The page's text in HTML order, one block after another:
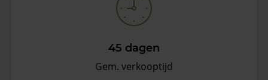
45 dagen
Gem. verkooptijd